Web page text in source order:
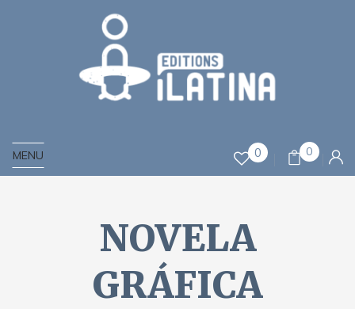
MENU 0 0
NOVELA
GRÁFICA